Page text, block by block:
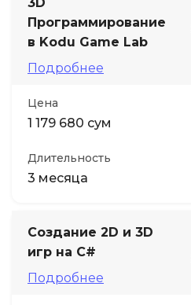
Программирование
в Kodu Game Lab
Подробнее
Цена
1 179 680 сум
Длительность
3 месяца
Создание 2D и 3D
игр на C#
Подробнее